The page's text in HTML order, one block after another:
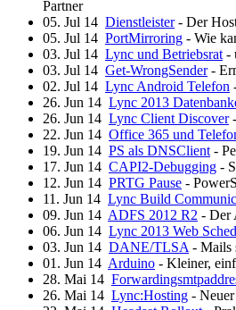
Partner
05. Jul 14 Dienstleister- Der
05. Jul 14 PortMirroring - Wie
03. Jul 14 Lync und Betriebsrat -
03. Jul 14 Get-WrongSender-
02. Jul 14 Lync Android Telefon
26. Jun 14 Lync 2013
26. Jun 14 Lync Client Discover-
22. Jun 14 Office 365 und
19. Jun 14 PS als DNSClient -
17. Jun 14 CAPI2-Debugging -
12. Jun 14 PRTG Pause -
11. Jun 14 Lync Build
09. Jun 14 ADFS 2012 R2 - Der
06. Jun 14 Lync 2013 Web
03. Jun 14 DANE/TLSA - Mails
01. Jun 14 Arduino - Kleiner,
28. Mai 14
26. Mai 14 Lync:Hosting -